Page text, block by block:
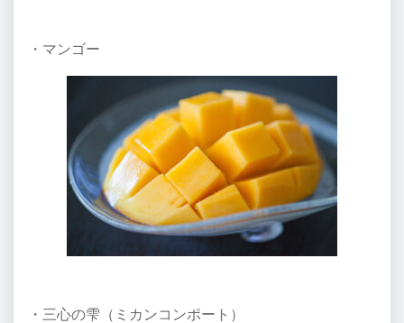
・マンゴー
・三心の雫（ミカンコンポート）